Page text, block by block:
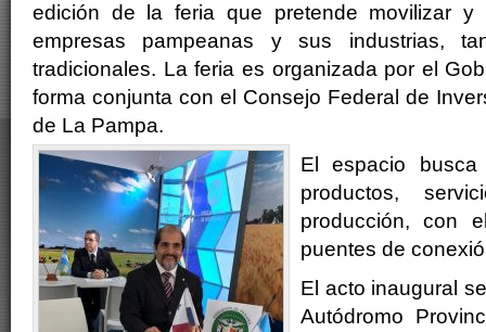
edición de la feria que pretende movilizar y
empresas pampeanas y sus industrias,
tradicionales. La feria es organizada por el
forma conjunta con el Consejo Federal de
de La Pampa.
El espacio busca
productos,
producción, con
puentes de
El acto inaugural
Autódromo